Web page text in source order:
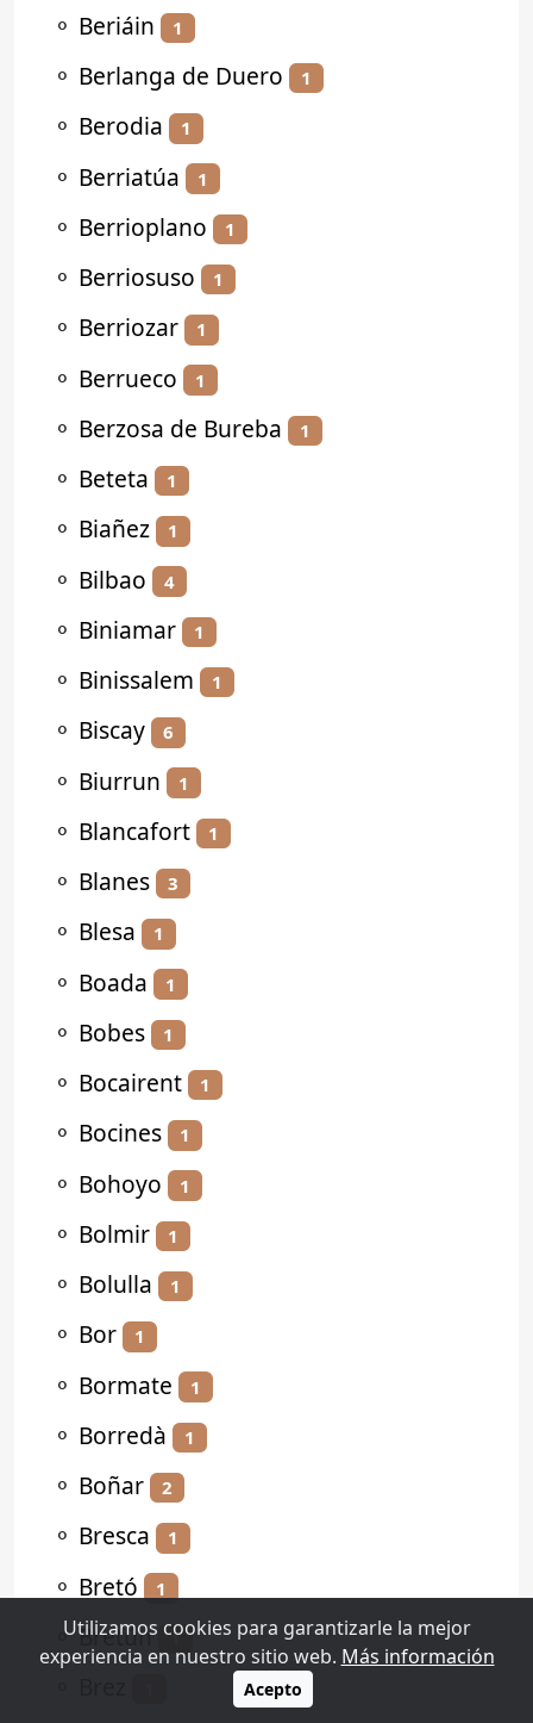
⚬ Beriáin 1
⚬ Berlanga de Duero 1
⚬ Berodia 1
⚬ Berriatúa 1
⚬ Berrioplano 1
⚬ Berriosuso 1
⚬ Berriozar 1
⚬ Berrueco 1
⚬ Berzosa de Bureba 1
⚬ Beteta 1
⚬ Biañez 1
⚬ Bilbao 4
⚬ Biniamar 1
⚬ Binissalem 1
⚬ Biscay 6
⚬ Biurrun 1
⚬ Blancafort 1
⚬ Blanes 3
⚬ Blesa 1
⚬ Boada 1
⚬ Bobes 1
⚬ Bocairent 1
⚬ Bocines 1
⚬ Bohoyo 1
⚬ Bolmir 1
⚬ Bolulla 1
⚬ Bor 1
⚬ Bormate 1
⚬ Borredà 1
⚬ Boñar 2
⚬ Bresca 1
⚬ Bretó 1
⚬Bretún 1
Utilizamos cookies para garantizarle la mejor
experiencia en nuestro sitio web. Más información
Acepto